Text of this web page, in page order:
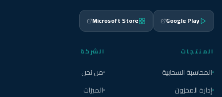
Google Play
Microsoft Store
المنتجات
المحاسبة السحابية
إدارة المخزون
الشركة
من نحن
الميزات